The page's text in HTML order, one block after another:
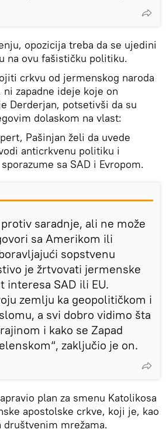
opozicija treba da se ujedini
na ovu fašističku politiku.
crkvu od jermenskog naroda
zapadne ideje koje on
Derderjan, potsetivši da su
dolaskom na vlast:
Pašinjan želi da uvede
anticrkvenu politiku i
sa SAD i Evropom.
saradnje, ali ne može
sa Amerikom ili
sopstvenu
je žrtvovati jermenske
SAD ili EU.
zemlju ka geopolitičkom i
a svi dobro vidimo šta
i kako se Zapad
zaključio je on.
plan za smenu Katolikosa
apostolske crkve, koji je, kao
društvenim mrežama.